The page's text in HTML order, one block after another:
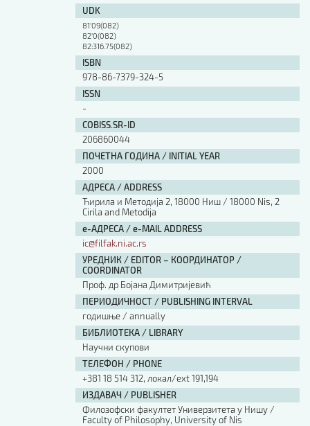
UDK
81'09(082)
82'0(082)
82:316.75(082)
ISBN
978-86-7379-324-5
ISSN
-
COBISS.SR-ID
206860044
ПОЧЕТНА ГОДИНА / INITIAL YEAR
2000
АДРЕСА / ADDRESS
Ћирила и Методија 2, 18000 Ниш / 18000 Nis, 2
Cirila and Metodija
е-АДРЕСА / e-MAIL ADDRESS
ic@filfak.ni.ac.rs
УРЕДНИК / EDITOR – КООРДИНАТОР /
COORDINATOR
Проф. др Бојана Димитријевић
ПЕРИОДИЧНОСТ / PUBLISHING INTERVAL
годишње / annually
БИБЛИОТЕКА / LIBRARY
Научни скупови
ТЕЛЕФОН / PHONE
+381 18 514 312, локал/ext 191,194
ИЗДАВАЧ / PUBLISHER
Филозофски факултет Универзитета у Нишу /
Faculty of Philosophy, University of Nis